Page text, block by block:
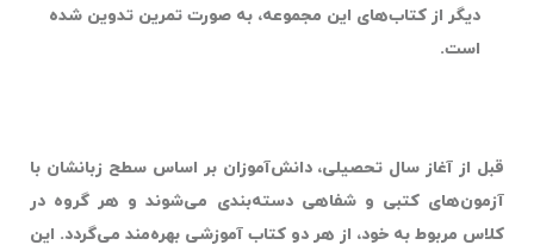
دیگر از کتاب‌های این مجموعه، به صورت تمرین تدوین شده
است.
قبل از آغاز سال تحصیلی، دانش‌آموزان بر اساس سطح زبانشان با
آزمون‌های کتبی و شفاهی دسته‌بندی می‌شوند و هر گروه در
کلاس مربوط به خود، از هر دو کتاب آموزشی بهره‌مند می‌گردد. این